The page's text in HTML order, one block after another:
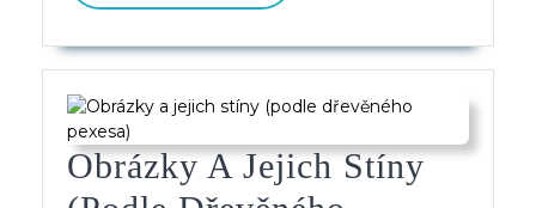
Obrázky A Jejich Stíny